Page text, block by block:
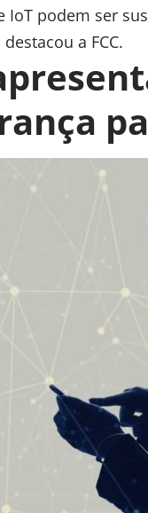
IoT podem ser
a FCC.